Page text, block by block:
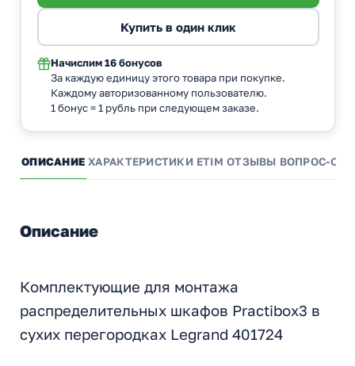
Начислим 16 бонусов
За каждую единицу этого товара при покупке.
Каждому авторизованному пользователю.
1 бонус = 1 рубль при следующем заказе.
ОПИСАНИЕ ХАРАКТЕРИСТИКИ ETIM ОТЗЫВЫ ВОПРОС-
Описание
Комплектующие для монтажа
распределительных шкафов Practibox3 в
сухих перегородках Legrand 401724